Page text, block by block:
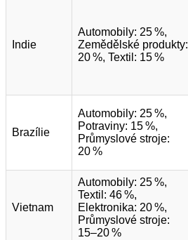
Indie
Automobily: 25 %,
Zemědělské produkty:
20 %, Textil: 15 %
Brazílie
Automobily: 25 %,
Potraviny: 15 %,
Průmyslové stroje:
20 %
Vietnam
Automobily: 25 %,
Textil: 46 %,
Elektronika: 20 %,
Průmyslové stroje:
15–20 %